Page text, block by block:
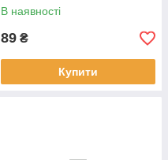
В наявності
89 ₴
Купити